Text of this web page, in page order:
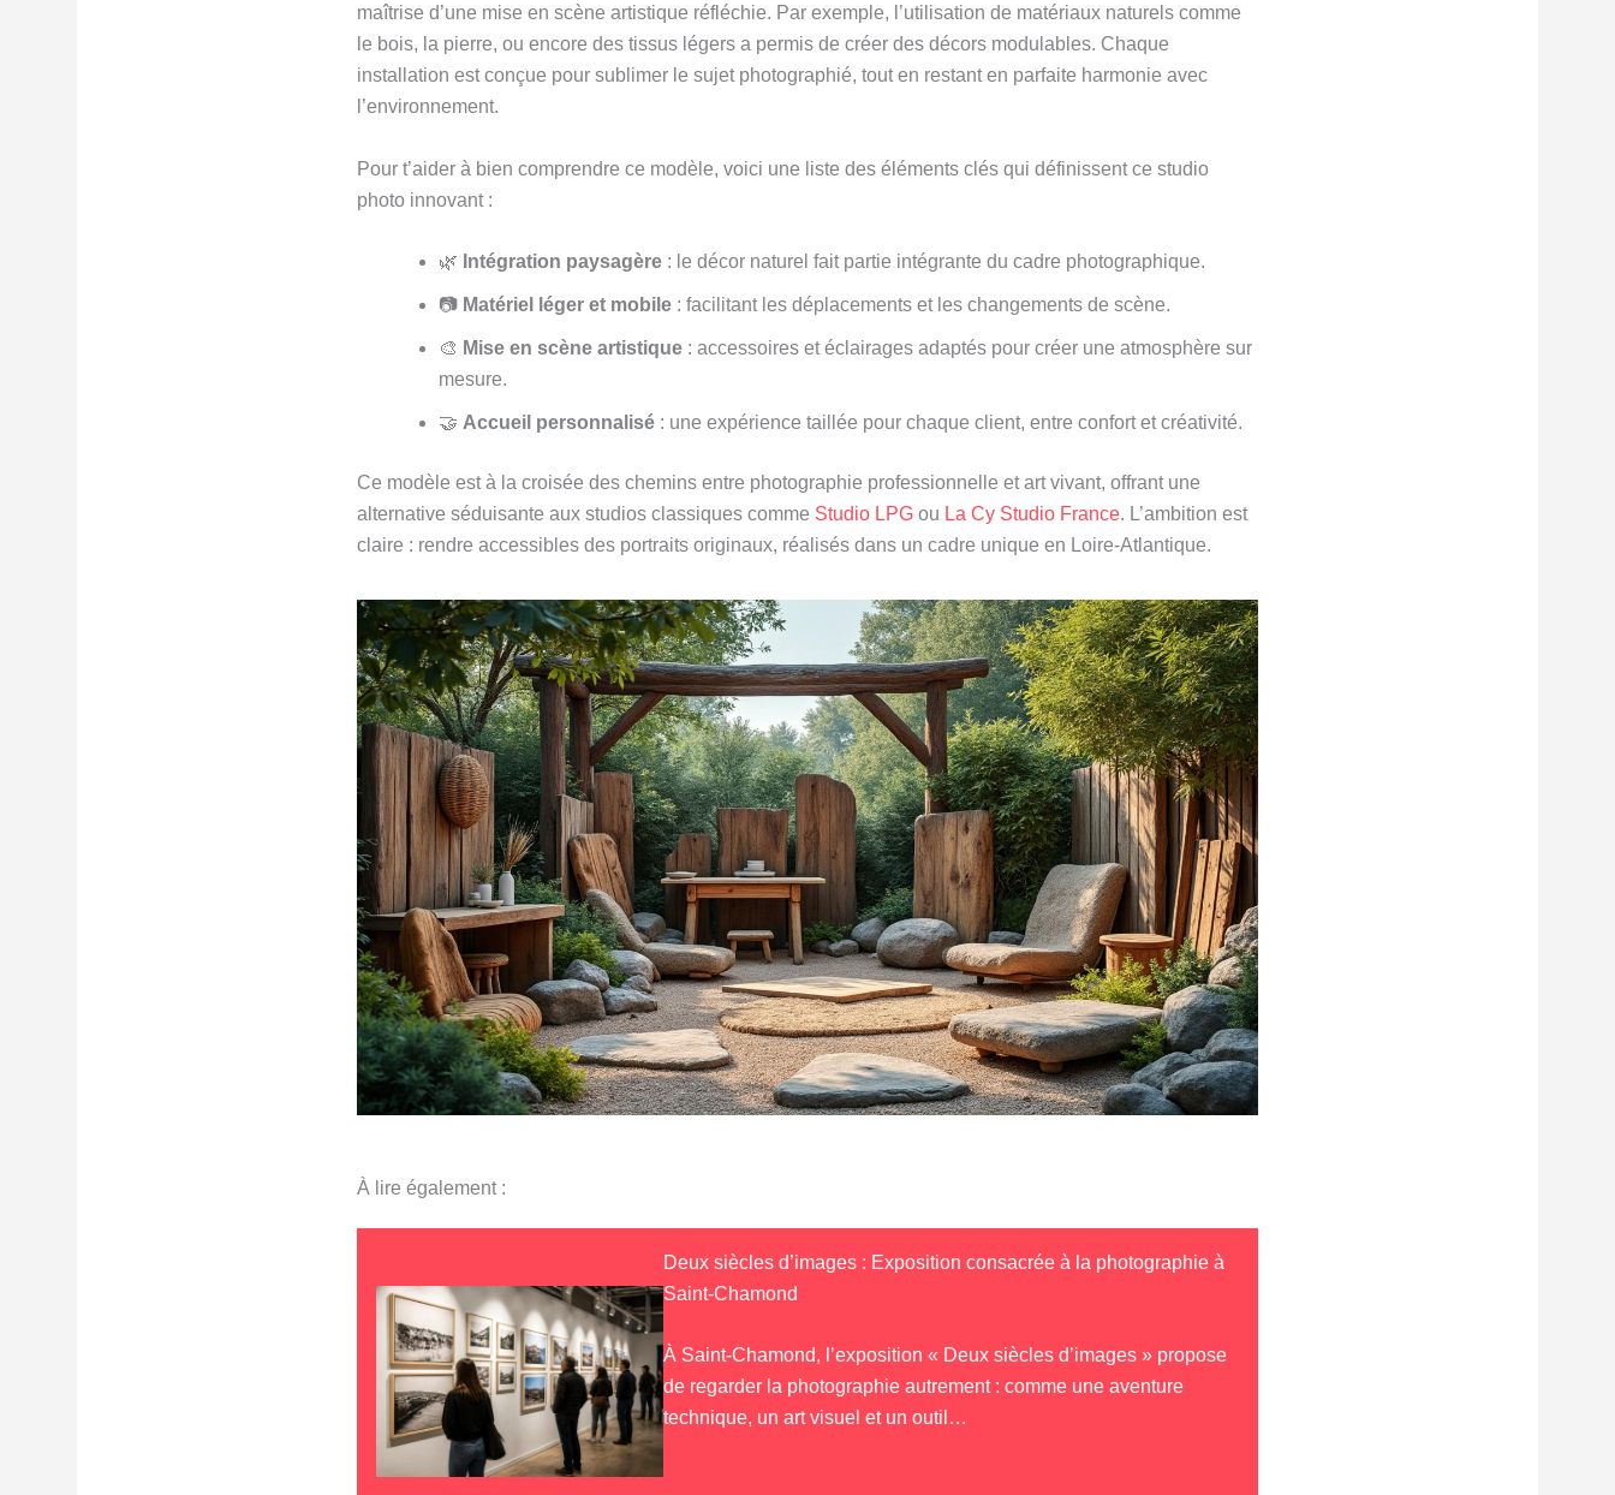
maîtrise d’une mise en scène artistique réfléchie. Par exemple, l’utilisation de matériaux naturels comme
le bois, la pierre, ou encore des tissus légers a permis de créer des décors modulables. Chaque
installation est conçue pour sublimer le sujet photographié, tout en restant en parfaite harmonie avec
l’environnement.
Pour t’aider à bien comprendre ce modèle, voici une liste des éléments clés qui définissent ce studio
photo innovant :
🌿 Intégration paysagère : le décor naturel fait partie intégrante du cadre photographique.
📷 Matériel léger et mobile : facilitant les déplacements et les changements de scène.
🎨 Mise en scène artistique : accessoires et éclairages adaptés pour créer une atmosphère sur
mesure.
🤝 Accueil personnalisé : une expérience taillée pour chaque client, entre confort et créativité.
Ce modèle est à la croisée des chemins entre photographie professionnelle et art vivant, offrant une
alternative séduisante aux studios classiques comme Studio LPG ou La Cy Studio France. L’ambition est
claire : rendre accessibles des portraits originaux, réalisés dans un cadre unique en Loire-Atlantique.
À lire également :
Deux siècles d’images : Exposition consacrée à la photographie à
Saint-Chamond
À Saint-Chamond, l’exposition « Deux siècles d’images » propose
de regarder la photographie autrement : comme une aventure
technique, un art visuel et un outil…